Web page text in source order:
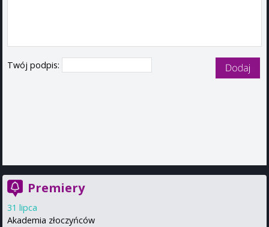
Twój podpis:
Premiery
31 lipca
Akademia złoczyńców